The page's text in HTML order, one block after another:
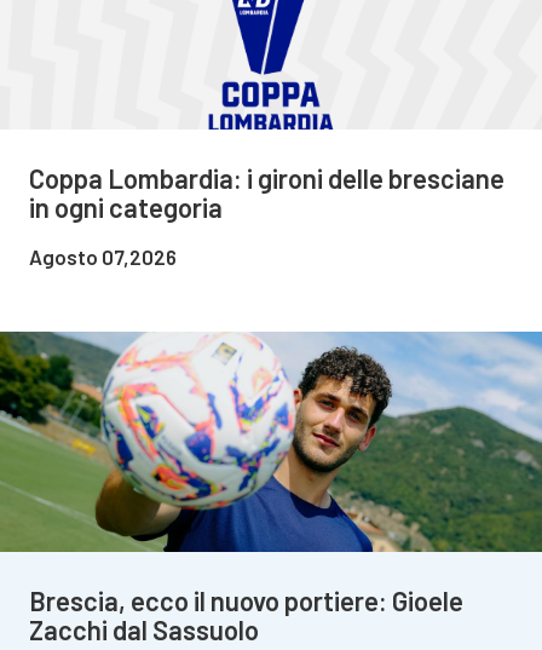
Coppa Lombardia: i gironi delle bresciane
in ogni categoria
Agosto 07,2026
Brescia, ecco il nuovo portiere: Gioele
Zacchi dal Sassuolo